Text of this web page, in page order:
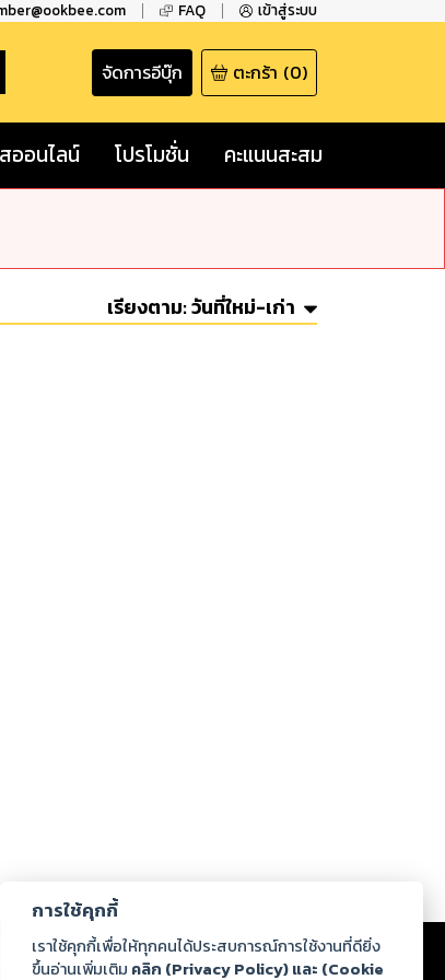
FAQ เข้าสู่ระบบ
จัดการอีบุ๊ก ตะกร้า (0)
ออนไลน์ โปรโมชั่น คะแนนสะสม
เรียงตาม:วันที่ใหม่-เก่า
ร่วมงานกับเรา ดาวน์โหลด
การใช้คุกกี้
เราใช้คุกกี้เพื่อให้ทุกคนได้ประสบการณ์การใช้งานที่ดียิ่ง
ขึ้นอ่านเพิ่มเติม คลิก (Privacy Policy) และ (Cookie